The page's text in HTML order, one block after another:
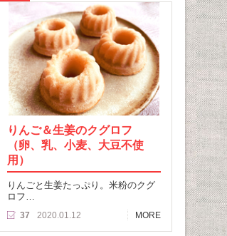
りんご＆生姜のクグロフ
（卵、乳、小麦、大豆不使
用）
りんごと生姜たっぷり。米粉のクグ
ロフ…
37 2020.01.12 MORE